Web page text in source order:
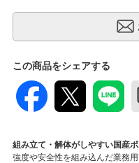
この商品をシェアする
組み立て・解体がしやすい国産
強度や安全性を組み込んだ業務